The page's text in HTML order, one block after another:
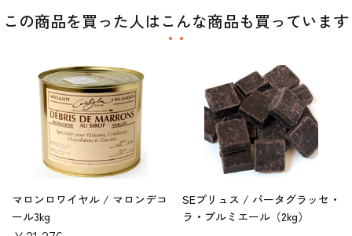
この商品を買った人はこんな商品も買っています
マロンロワイヤル / マロンデコ
ール3kg
SEプリュス / パータグラッセ・
ラ・プルミエール（2kg）